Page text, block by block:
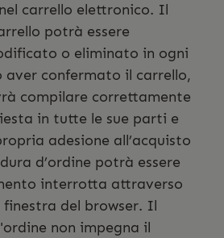
carrello elettronico. Il
potrà essere
o eliminato in ogni
aver confermato il carrello,
compilare correttamente
in tutte le sue parti e
adesione all’acquisto
d’ordine potrà essere
interrotta attraverso
finestra del browser. Il
non impegna il